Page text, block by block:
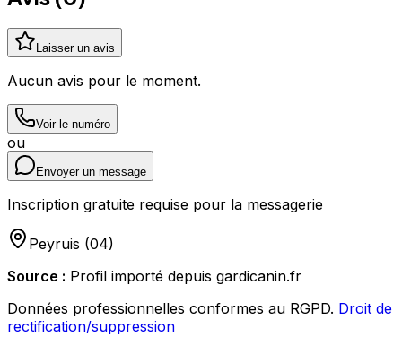
Laisser un avis
Aucun avis pour le moment.
Voir le numéro
ou
Envoyer un message
Inscription gratuite requise pour la messagerie
Peyruis (04)
Source : Profil importé depuis gardicanin.fr
Données professionnelles conformes au RGPD. Droit de
rectification/suppression